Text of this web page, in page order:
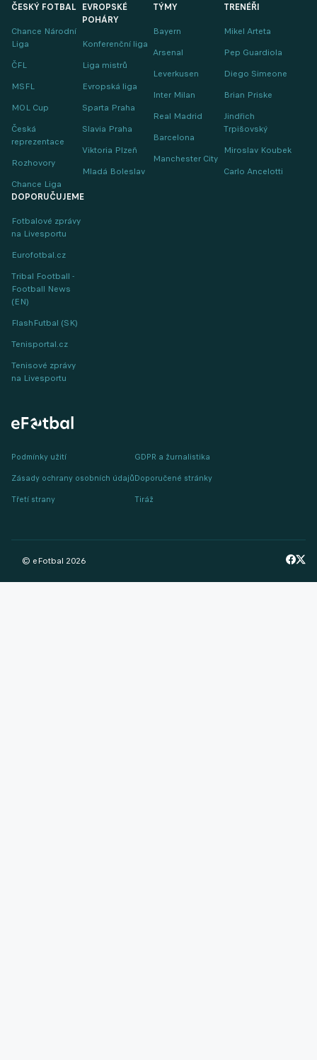
ČESKÝ FOTBAL
Chance Národní
Liga
ČFL
MSFL
MOL Cup
Česká
reprezentace
Rozhovory
Chance Liga
EVROPSKÉ
POHÁRY
Konferenční liga
Liga mistrů
Evropská liga
Sparta Praha
Slavia Praha
Viktoria Plzeň
Mladá Boleslav
TÝMY
Bayern
Arsenal
Leverkusen
Inter Milan
Real Madrid
Barcelona
Manchester City
TRENÉŘI
Mikel Arteta
Pep Guardiola
Diego Simeone
Brian Priske
Jindřich
Trpišovský
Miroslav Koubek
Carlo Ancelotti
DOPORUČUJEME
Fotbalové zprávy
na Livesportu
Eurofotbal.cz
Tribal Football -
Football News
(EN)
FlashFutbal (SK)
Tenisportal.cz
Tenisové zprávy
na Livesportu
Podmínky užití
Zásady ochrany osobních údajů
Třetí strany
GDPR a žurnalistika
Doporučené stránky
Tiráž
© eFotbal 2026